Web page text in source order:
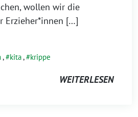
wollen wir die
Erzieher*innen […]
, kita, krippe
WEITERLESEN